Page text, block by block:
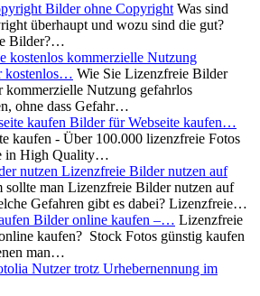
Bilder ohne Copyright Was sind
überhaupt und wozu sind die gut?
Bilder?…
kostenlos… Wie Sie Lizenzfreie Bilder
kommerzielle Nutzung gefahrlos
ohne dass Gefahr…
Bilder für Webseite kaufen…
kaufen - Über 100.000 lizenzfreie Fotos
in High Quality…
Lizenzfreie Bilder nutzen auf
sollte man Lizenzfreie Bilder nutzen auf
Gefahren gibt es dabei? Lizenzfreie…
Bilder online kaufen –… Lizenzfreie
kaufen? Stock Fotos günstig kaufen
man…